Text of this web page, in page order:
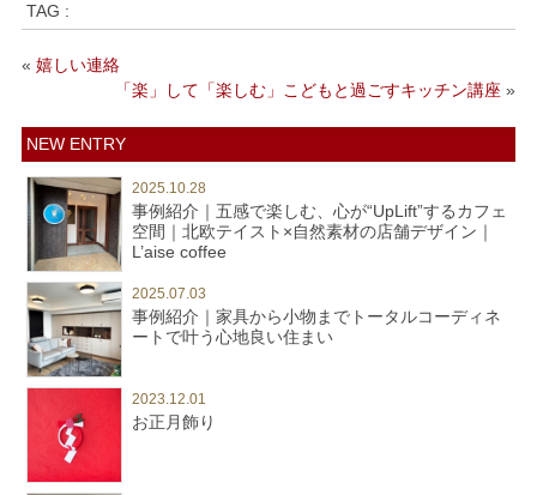
TAG :
« 嬉しい連絡
「楽」して「楽しむ」こどもと過ごすキッチン講座 »
NEW ENTRY
2025.10.28
事例紹介｜五感で楽しむ、心が“UpLift”するカフェ
空間｜北欧テイスト×自然素材の店舗デザイン｜
L’aise coffee
2025.07.03
事例紹介｜家具から小物までトータルコーディネ
ートで叶う心地良い住まい
2023.12.01
お正月飾り